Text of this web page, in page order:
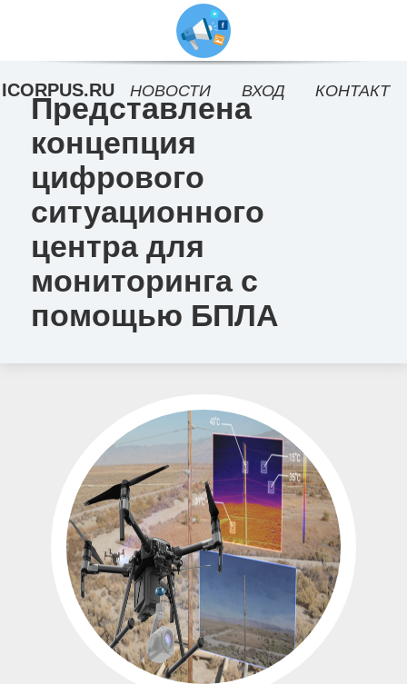
Представлена
концепция
цифрового
ситуационного
центра для
мониторинга с
помощью БПЛА
ICORPUS.RU НОВОСТИ ВХОД КОНТАКТ